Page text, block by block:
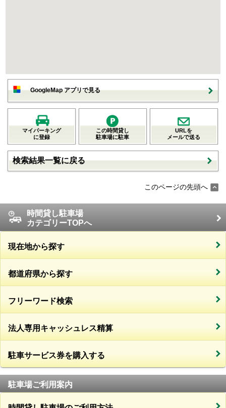
GoogleMap アプリで見る
マイパーキング
に登録
この時間貸し
駐車場に駐車
URLを
メールで送る
検索結果一覧に戻る
このページの先頭へ
時間貸し駐車場
カテゴリーTOPへ
現在地から探す
都道府県から探す
フリーワード検索
法人専用キャッシュレス精算
駐車サービス券を購入する
駐車場ご利用案内